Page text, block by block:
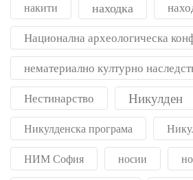
накити находка
Национална археологическа
нематериално културно
Нестинарство Никулден
Никулденска програма
НИМ София носии